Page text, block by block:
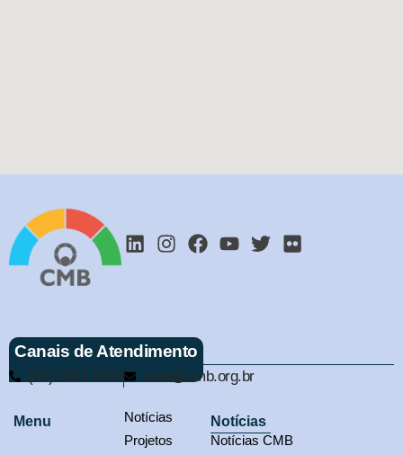
Canais de Atendimento
(61) 3321-9563 cmb@cmb.org.br
Menu
Notícias
Projetos
Notícias
Notícias CMB